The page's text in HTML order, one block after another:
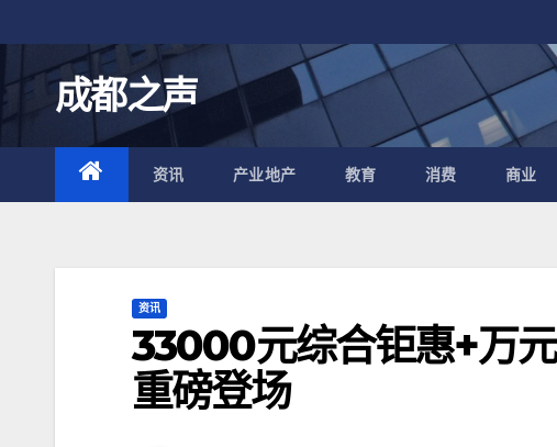
至
内
容
成都之声
资讯 产业地产 教育 消费 商业
资讯
33000元综合钜惠+万
重磅登场